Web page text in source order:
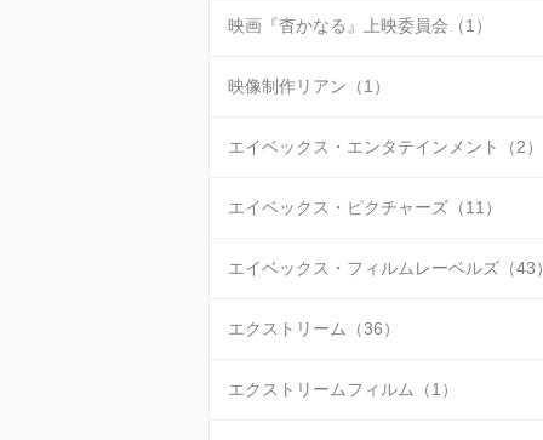
映画『杳かなる』上映委員会（1）
映像制作リアン（1）
エイベックス・エンタテインメント（2）
エイベックス・ピクチャーズ（11）
エイベックス・フィルムレーベルズ（43
エクストリーム（36）
エクストリームフィルム（1）